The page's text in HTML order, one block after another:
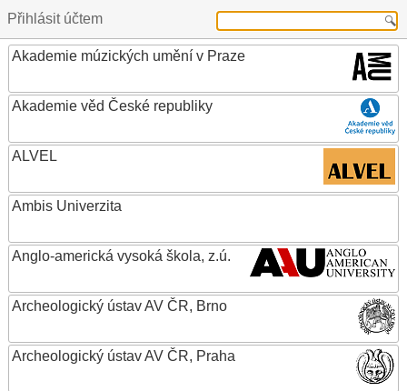
Přihlásit účtem
Akademie múzických umění v Praze
Akademie věd České republiky
ALVEL
Ambis Univerzita
Anglo-americká vysoká škola, z.ú.
Archeologický ústav AV ČR, Brno
Archeologický ústav AV ČR, Praha